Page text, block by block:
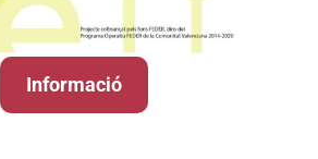
Informació